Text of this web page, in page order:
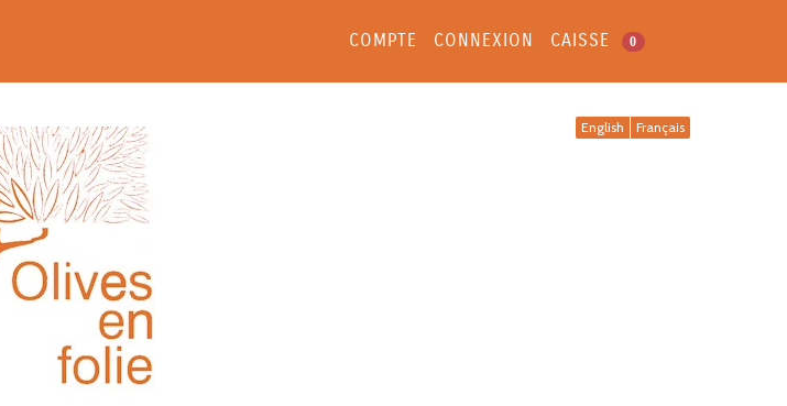
COMPTE CONNEXION CAISSE 0
English Français